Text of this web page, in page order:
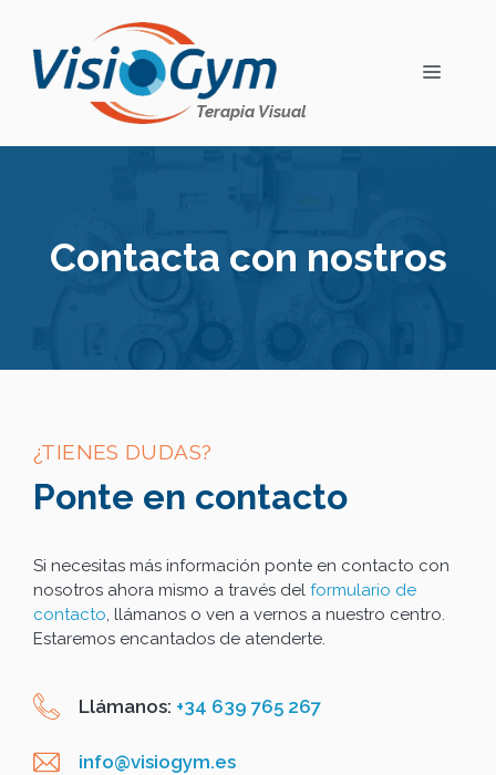
contenido
Terapia Visual
MENÚ
Contacta con nostros
¿TIENES DUDAS?
Ponte en contacto
Si necesitas más información ponte en contacto con
nosotros ahora mismo a través del formulario de
contacto, llámanos o ven a vernos a nuestro centro.
Estaremos encantados de atenderte.
Llámanos: +34 639 765 267
info@visiogym.es